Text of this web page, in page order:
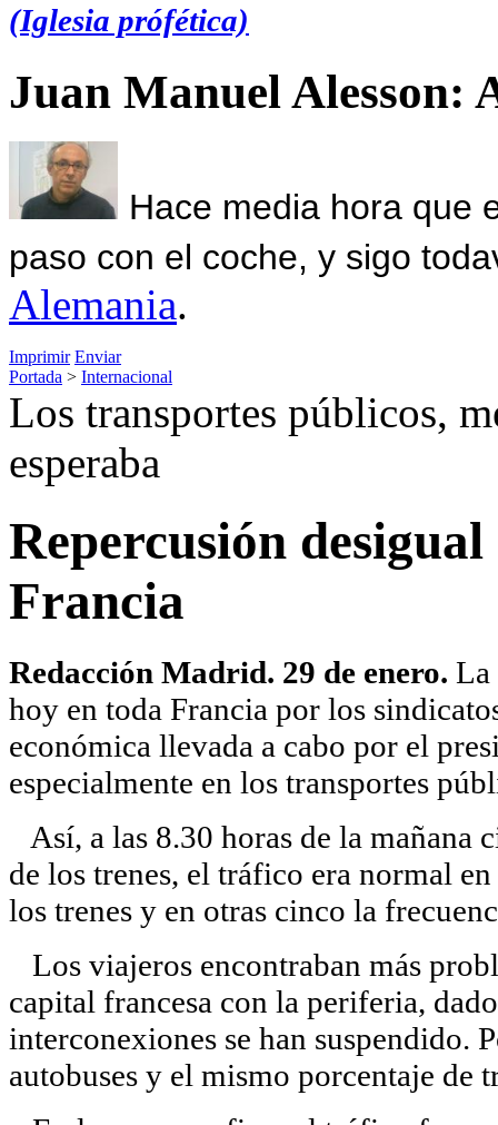
(Iglesia prófética)
Juan Manuel Alesson:
Hace media hora que
paso con el coche, y sigo
Alemania.
Imprimir Enviar
Portada > Internacional
Los transportes públicos,
esperaba
Repercusión
Francia
Redacción Madrid. 29 de enero. La
hoy en toda Francia por los
económica llevada a cabo por el
especialmente en los transportes
Así, a las 8.30 horas de la mañana
de los trenes, el tráfico era normal
los trenes y en otras cinco la
Los viajeros encontraban más
capital francesa con la periferia,
interconexiones se han suspendido.
autobuses y el mismo porcentaje de